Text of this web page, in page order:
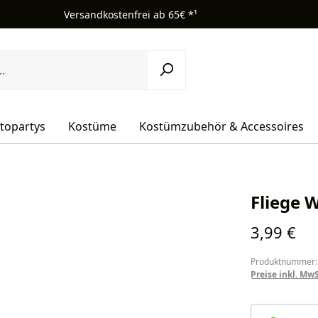
Versandkostenfrei ab 65€ *¹
Kostüme Kostümzubehör & Accessoires
Fliege
Regulärer
3,99 €
Preise inkl.